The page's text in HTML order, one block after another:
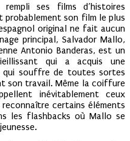
ses films d’histoires
probablement son film le plus
original ne fait aucun
principal, Salvador Mallo,
Antonio Banderas, est un
qui a acquis une
qui souffre de toutes sortes
son travail. Même la coiffure
inévitablement ceux
certains éléments
les flashbacks où Mallo se